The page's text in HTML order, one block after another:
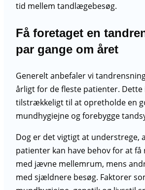
tid mellem tandlægebesøg.
Få foretaget en
par gange om året
Generelt anbefaler vi
årligt for de fleste patienter.
tilstrækkeligt til at opretholde en
mundhygiejne og forebygge
Dog er det vigtigt at understrege,
patienter kan have behov for at
med jævne mellemrum, mens
med sjældnere besøg. Faktorer